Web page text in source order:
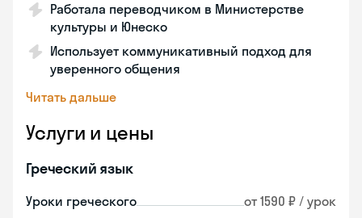
Работала переводчиком в Министерстве
культуры и Юнеско
Использует коммуникативный подход для
уверенного общения
Читать дальше
Услуги и цены
Греческий язык
Уроки греческого от 1590 ₽ / урок